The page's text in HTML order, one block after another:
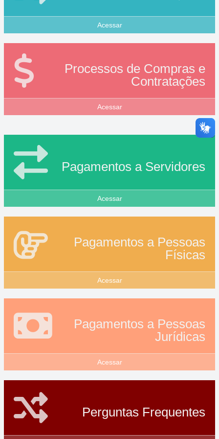
Acessar
Processos de Compras e
Contratações
Acessar
Pagamentos a Servidores
Acessar
Pagamentos a Pessoas
Físicas
Acessar
Pagamentos a Pessoas
Jurídicas
Acessar
Perguntas Frequentes